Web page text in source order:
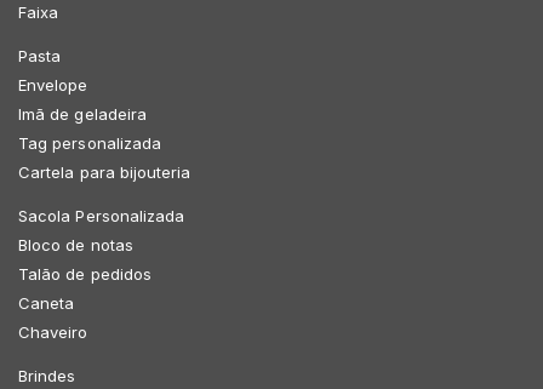
Faixa
Pasta
Envelope
Imã de geladeira
Tag personalizada
Cartela para bijouteria
Sacola Personalizada
Bloco de notas
Talão de pedidos
Caneta
Chaveiro
Brindes